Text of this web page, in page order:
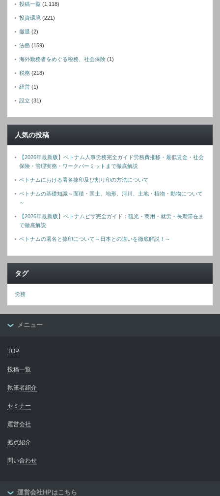
投稿一覧 (1,118)
投資環境 (221)
撤退 (2)
法務 (159)
海外勤務者をめぐる税務、社会保険 (1)
税務 (218)
経営 (1)
設立 (31)
人気の投稿
【2026年最新版】ベトナム人事労務完全ガイド労務費推移・最低賃金・社会
保険・管理実務・ワークパーミットまで徹底解説
ベトナムにおける署名捺印及び割り印の方法について
ベトナムの基礎知識～面積・国土、地形、河川、土地・植物・動物について
～
【2026年最新版】ベトナムビザ完全ガイド：観光・商用・就労・長期滞在ま
で徹底解説
ベトナムの署名と捺印について～日本との違いを徹底解説！～
タグ
労務
メニュー
TOP
投稿一覧
執筆者紹介
セミナー
運営会社
拠点紹介
問い合わせ
運営会社HPはこちら